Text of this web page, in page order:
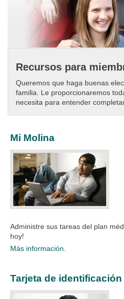
Recursos para
Queremos que haga buenas
familia. Le proporcionaremos
necesita para entender
Mi Molina
Administre sus tareas del plan
hoy!
Más información.
Tarjeta de